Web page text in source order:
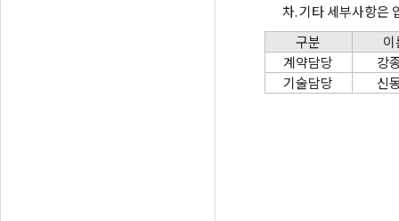
차.기타 세부사항은
구분
계약담당
강
기술담당
신